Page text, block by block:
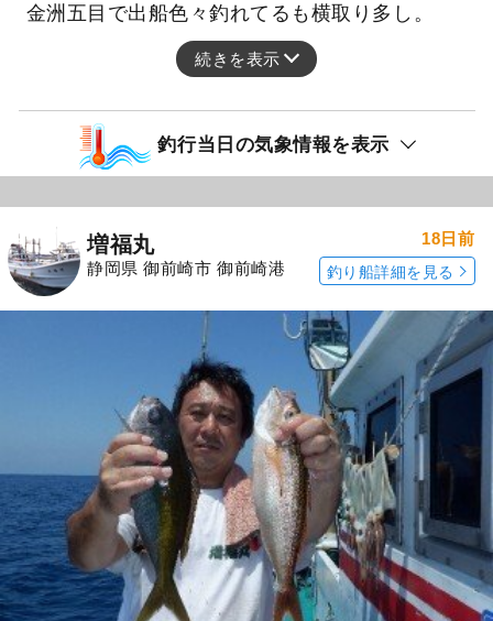
金洲五目で出船色々釣れてるも横取り多し。
続きを表示
釣行当日の気象情報を表示
増福丸
静岡県 御前崎市 御前崎港
18日前
釣り船詳細を見る